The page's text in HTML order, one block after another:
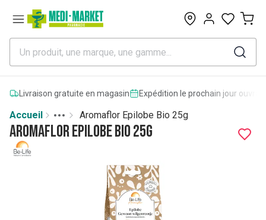
0
Livraison gratuite en magasin Expédition le prochain jour
Accueil
More
Toggle menu
Aromaflor Epilobe Bio 25g
Aromaflor Epilobe Bio 25g